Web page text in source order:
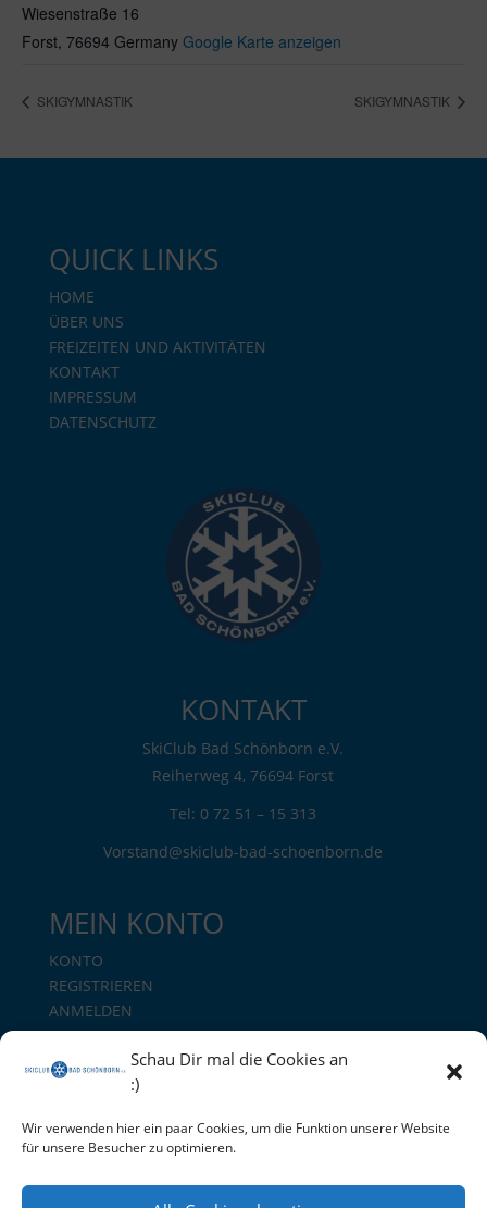
Schau Dir mal die Cookies an
:)
Wir verwenden hier ein paar Cookies, um die Funktion unserer Website
für unsere Besucher zu optimieren.
Wiesenstraße 16
Forst, 76694 Germany Google Karte anzeigen
SKIGYMNASTIK SKIGYMNASTIK
QUICK LINKS
HOME
ÜBER UNS
FREIZEITEN UND AKTIVITÄTEN
KONTAKT
IMPRESSUM
DATENSCHUTZ
KONTAKT
SkiClub Bad Schönborn e.V.
Reiherweg 4, 76694 Forst
Tel: 0 72 51 – 15 313
Vorstand@skiclub-bad-schoenborn.de
MEIN KONTO
KONTO
REGISTRIEREN
ANMELDEN
Mitgliedsantrag
Vereinssatzung downloaden